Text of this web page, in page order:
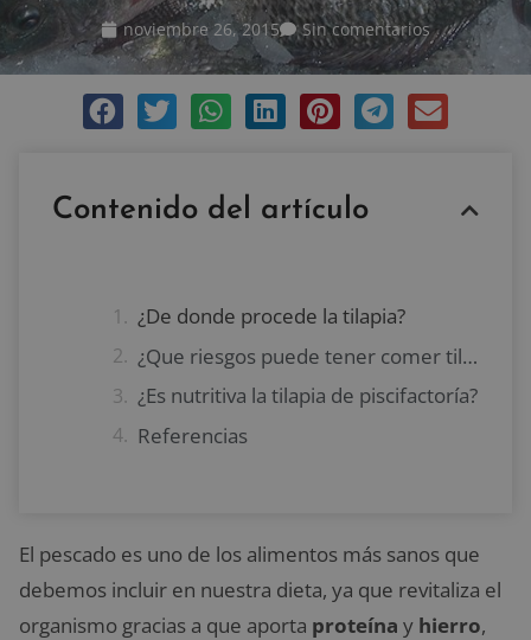
noviembre 26, 2015 Sin comentarios
Contenido del artículo
¿De donde procede la tilapia?
¿Que riesgos puede tener comer tilapia de piscifactoría?
¿Es nutritiva la tilapia de piscifactoría?
Referencias
El pescado es uno de los alimentos más sanos que
debemos incluir en nuestra dieta, ya que revitaliza el
organismo gracias a que aporta proteína y hierro,